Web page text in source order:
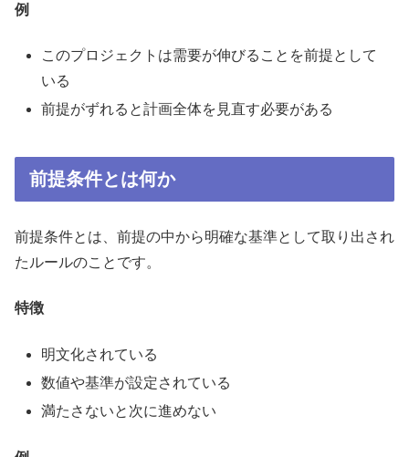
例
このプロジェクトは需要が伸びることを前提として
いる
前提がずれると計画全体を見直す必要がある
前提条件とは何か
前提条件とは、前提の中から明確な基準として取り出され
たルールのことです。
特徴
明文化されている
数値や基準が設定されている
満たさないと次に進めない